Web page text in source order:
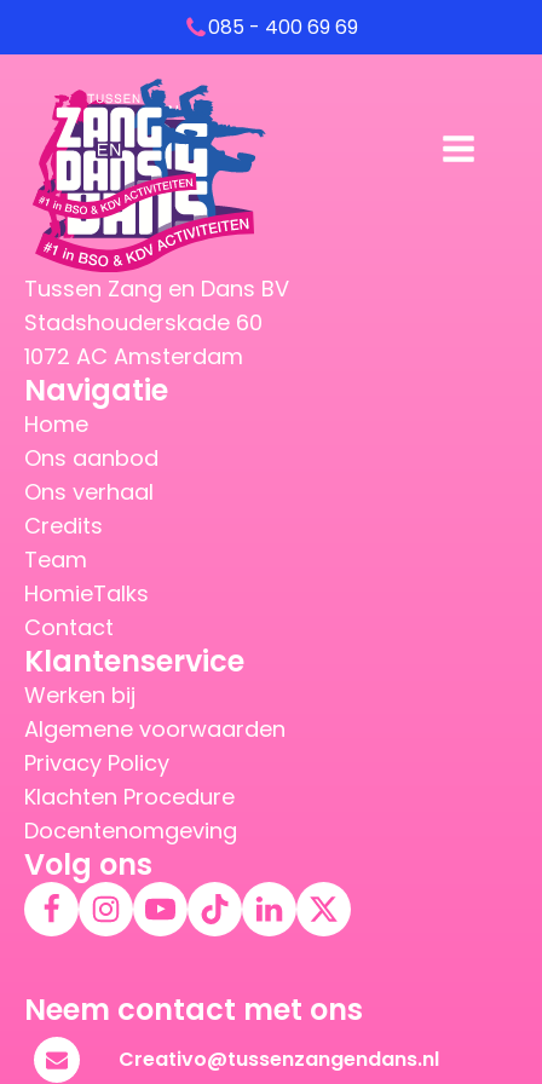
085 - 400 69 69
Tussen Zang en Dans BV
Stadshouderskade 60
1072 AC Amsterdam
Navigatie
Home
Ons aanbod
Ons verhaal
Credits
Team
HomieTalks
Contact
Klantenservice
Werken bij
Algemene voorwaarden
Privacy Policy
Klachten Procedure
Docentenomgeving
Volg ons
Neem contact met ons
Creativo@tussenzangendans.nl